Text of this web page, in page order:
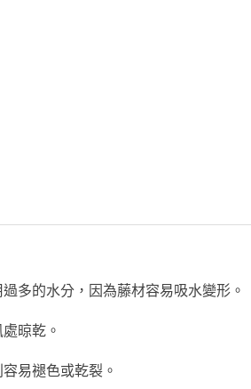
多的水分，因為藤材容易吸水變形。
晾乾。
易褪色或乾裂。